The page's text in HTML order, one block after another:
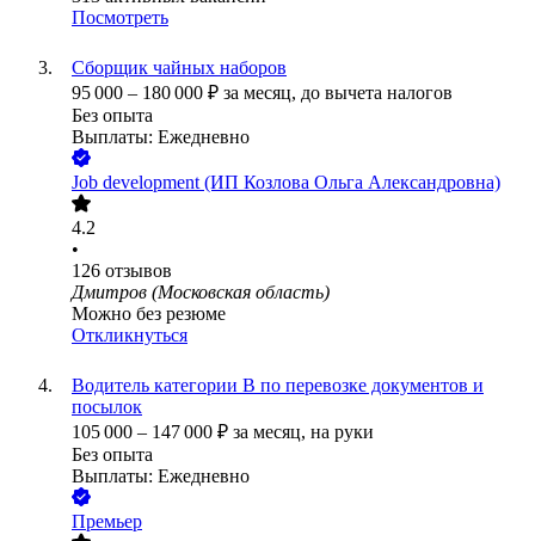
Посмотреть
Сборщик чайных наборов
95 000 – 180 000 ₽ за месяц, до вычета налогов
Без опыта
Выплаты: Ежедневно
Job development (ИП Козлова Ольга Александровна)
4.2
•
126 отзывов
Дмитров (Московская область)
Можно без резюме
Откликнуться
Водитель категории B по перевозке документов и
посылок
105 000 – 147 000 ₽ за месяц, на руки
Без опыта
Выплаты: Ежедневно
Премьер